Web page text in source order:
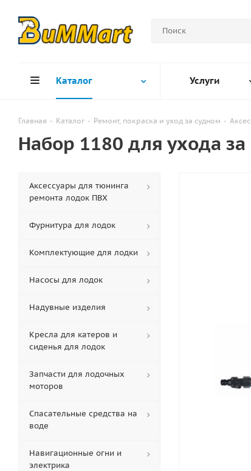
Каталог Услуги
Главная - Каталог - Ремонт, покраска и уход за судном -
Набор 1180 для ухода за
Аксессуары для тюнинга
ремонта лодок ПВХ
Фурнитура для лодок
Комплектующие для лодки
Насосы для лодок
Надувные изделия
Кресла для катеров и
сиденья для лодок
Запчасти для лодочных
моторов
Спасательные средства на
воде
Навигационные огни и
электрика